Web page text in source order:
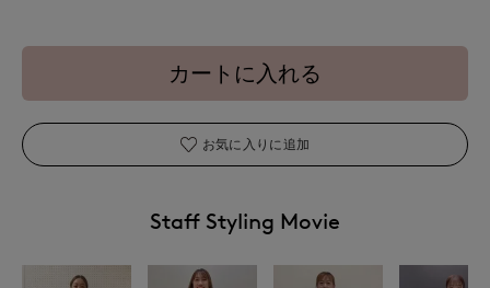
カートに入れる
お気に入りに追加
Staff Styling Movie